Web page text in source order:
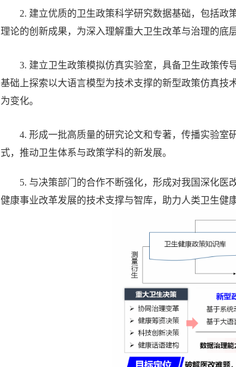
2. 建立优质的卫生政策科学研究数据基础，包括
理论的创新成果，为深入理解重大卫生改革与治理的底
3. 建立卫生政策模拟仿真实验室，具备卫生政策
基础上探索以大语言模型为技术支撑的新型政策仿真技
为变化。
4. 形成一批高质量的研究论文和专著，传播实验
式，推动卫生体系与政策学科的新发展。
5. 与决策部门的合作不断强化，形成对我国深化
健康事业改革发展的技术支撑与智库，助力人类卫生健